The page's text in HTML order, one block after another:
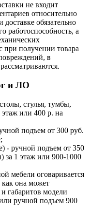
не входит
относительно
обязательно
работоспособность, а
при получении товара
в
и ЛО
стулья, тумбы,
или 400 р. на
подъем от 300 руб.
- ручной подъем от 350
за 1 этаж или 900-1000
мебели оговаривается
как она может
и габаритов модели
ручной подъем 900